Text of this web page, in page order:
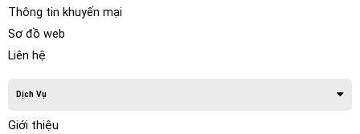
Thông tin khuyến mại
Sơ đồ web
Liên hệ
Dịch Vụ
Giới thiệu